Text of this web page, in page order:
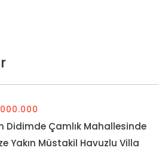
Didimde Çamlık Mahallesinde
Yakın Müstakil Havuzlu Villa